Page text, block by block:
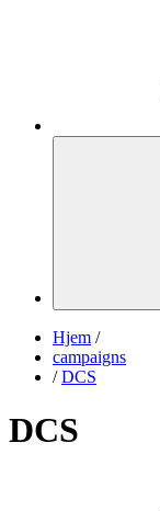
Hjem /
campaigns
/ DCS
DCS